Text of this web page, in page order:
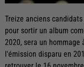
Treize anciens
pour sortir un album
2020, sera un hommage
l'émission disparu en